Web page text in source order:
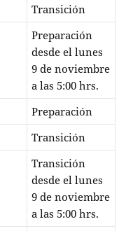
Transición
Preparación
desde el lunes
9 de noviembre
a las 5:00 hrs.
Preparación
Transición
Transición
desde el lunes
9 de noviembre
a las 5:00 hrs.